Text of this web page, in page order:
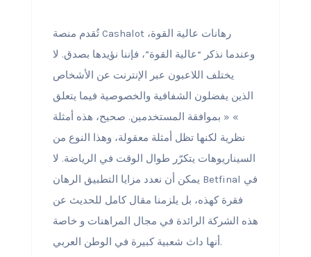
تُقدم منصة Cashalot رهانات عالية القوة،
وعندما نذكر “عالية القوة”، فإننا نؤيدها بصدق. لا
يختلف اللاعبون عبر الإنترنت عن الأشخاص
الذين يفضلون الشفافية والخصوصية فيما يتعلق
» « بموافقة المستخدمين. صحيح، هذه أمثلة
نظرية لكنها تظل أمثلة معقولة، وهذا النوع من
السيناريوهات يتكرّر طوال الوقت في الرياضة. لا
يمكن أن نعدد مزايا التطبيق الرهان Betfinal في
فقرة كهذه، بل يلزمنا مقال كامل للحديث عن
هذه الشركة الرائدة في مجال المراهنات و خاصة
أنها داث شعبية كبيرة في الوطن العربي.